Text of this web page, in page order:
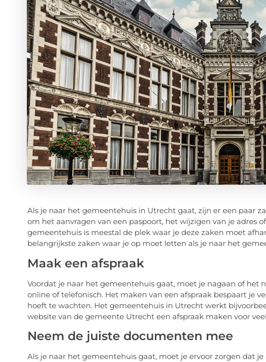
Als je naar het gemeentehuis in Utrecht gaat, zijn er een paar
om het aanvragen van een paspoort, het wijzigen van je adres
gemeentehuis is meestal de plek waar je deze zaken moet
belangrijkste zaken waar je op moet letten als je naar het
Maak een afspraak
Voordat je naar het gemeentehuis gaat, moet je nagaan of het
online of telefonisch. Het maken van een afspraak bespaart je
hoeft te wachten. Het gemeentehuis in Utrecht werkt
website van de gemeente Utrecht een afspraak maken voor
Neem de juiste documenten mee
Als je naar het gemeentehuis gaat, moet je ervoor zorgen dat